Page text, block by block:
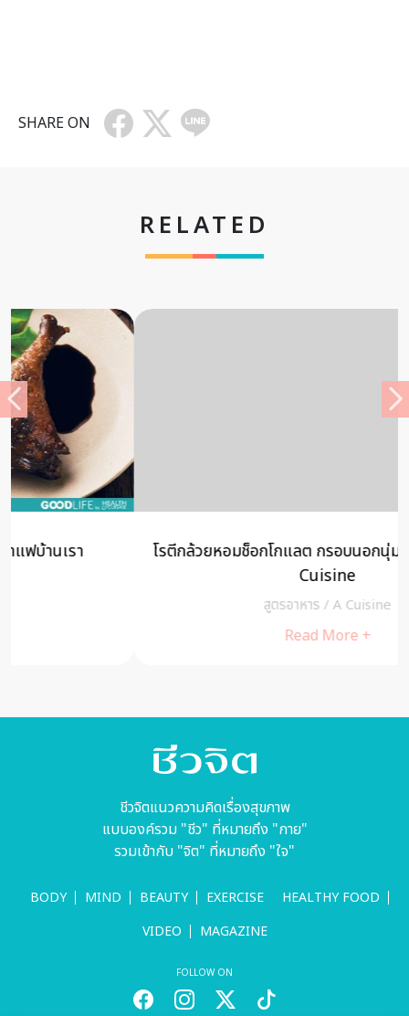
SHARE ON
RELATED
โรตีกล้วยหอมช็อกโกแลต กรอบนอกนุ่มใน หวานฉ่ำ – A
A Cuisine
ชีวจิตแนวความคิดเรื่องสุขภาพ
แบบองค์รวม "ชีว" ที่หมายถึง "กาย"
รวมเข้ากับ "จิต" ที่หมายถึง "ใจ"
BODY MIND BEAUTY EXERCISE
HEALTHY FOOD
VIDEO
MAGAZINE
FOLLOW ON